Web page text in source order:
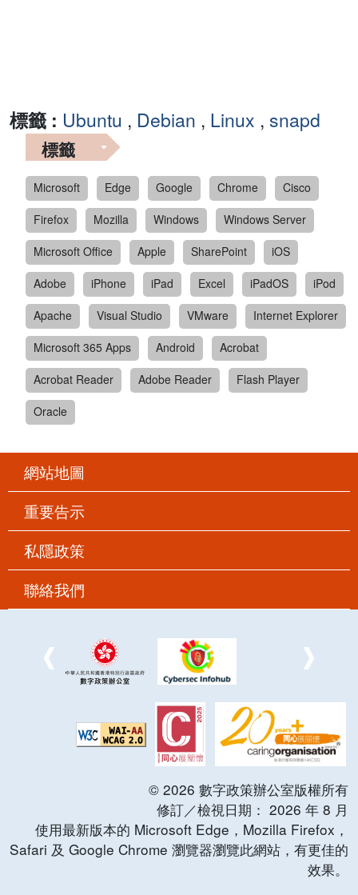
標籤 : Ubuntu , Debian , Linux , snapd
標籤
Microsoft Edge Google Chrome
Cisco
Firefox
Mozilla Windows
Windows Server
Microsoft Office
Apple SharePoint
iOS
Adobe
iPhone iPad Excel iPadOS
iPod
Apache
Visual Studio VMware
Internet Explorer
Microsoft 365 Apps
Android
Acrobat
Acrobat Reader
Adobe Reader
Flash Player
Oracle
網站地圖
重要告示
私隱政策
聯絡我們
© 2026 數字政策辦公室版權所有
修訂／檢視日期： 2026 年 8 月
使用最新版本的 Microsoft Edge，Mozilla Firefox，
Safari 及 Google Chrome 瀏覽器瀏覽此網站，有更佳的
效果。